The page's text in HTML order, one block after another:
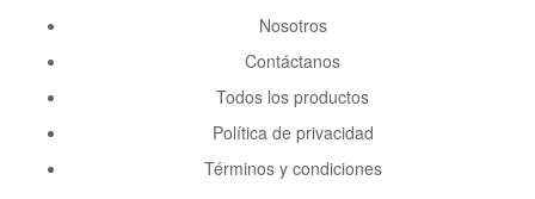
Nosotros
Contáctanos
Todos los productos
Política de privacidad
Términos y condiciones